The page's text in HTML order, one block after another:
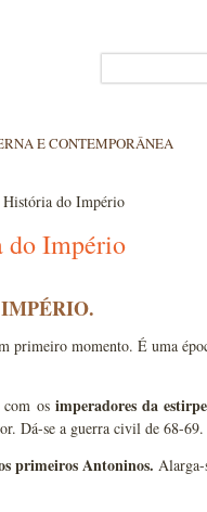
E CONTEMPORÂNEA
do Império
do Império
primeiro momento. É uma
os imperadores da
Dá-se a guerra civil de 68-69.
primeiros Antoninos.Alarga-